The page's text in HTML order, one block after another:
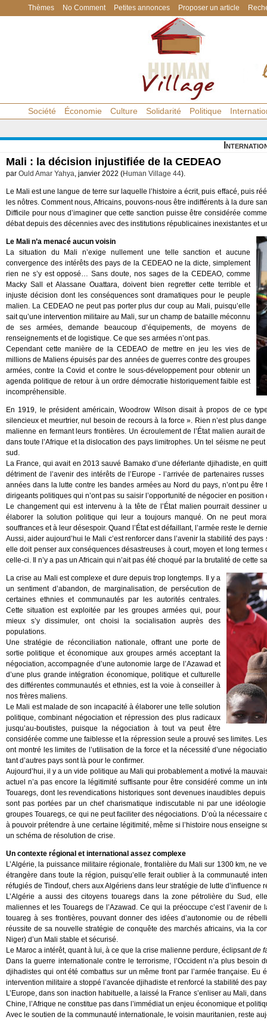
Thèmes No Comment Petites annonces Proposer un article
Société Économie Culture Solidarité Politique
Mali : la décision injustifiée de la CEDEAO
par Ould Amar Yahya, janvier 2022 (Human Village 44).
Le Mali est une langue de terre sur laquelle l’histoire a écrit, puis effacé, puis
les nôtres. Comment nous, Africains, pouvons-nous être indifférents à la dure
Difficile pour nous d’imaginer que cette sanction puisse être considérée
débat depuis des décennies avec des institutions républicaines inexistantes et
Le Mali n’a menacé aucun voisin
La situation du Mali n’exige nullement une telle sanction et aucune
convergence des intérêts des pays de la CEDEAO ne la dicte, simplement
rien ne s’y est opposé… Sans doute, nos sages de la CEDEAO, comme
Macky Sall et Alassane Ouattara, doivent bien regretter cette terrible et
injuste décision dont les conséquences sont dramatiques pour le peuple
malien. La CEDEAO ne peut pas porter plus dur coup au Mali, puisqu’elle
sait qu’une intervention militaire au Mali, sur un champ de bataille méconnu
de ses armées, demande beaucoup d’équipements, de moyens de
renseignements et de logistique. Ce que ses armées n’ont pas.
Cependant cette manière de la CEDEAO de mettre en jeu les vies de
millions de Maliens épuisés par des années de guerres contre des groupes
armées, contre la Covid et contre le sous-développement pour obtenir un
agenda politique de retour à un ordre démocratie historiquement faible est
incompréhensible.
En 1919, le président américain, Woodrow Wilson disait à propos de ce
silencieux et meurtrier, nul besoin de recours à la force ». Rien n’est plus
malienne en fermant leurs frontières. Un écroulement de l’État malien aurait
dans toute l’Afrique et la dislocation des pays limitrophes. Un tel séisme ne
sud.
La France, qui avait en 2013 sauvé Bamako d’une déferlante djihadiste, en
détriment de l’avenir des intérêts de l’Europe - l’arrivée de partenaires
années dans la lutte contre les bandes armées au Nord du pays, n’ont pu
dirigeants politiques qui n’ont pas su saisir l’opportunité de négocier en position
Le changement qui est intervenu à la tête de l’État malien pourrait
élaborer la solution politique qui leur a toujours manqué. On ne peut
souffrances et à leur désespoir. Quand l’État est défaillant, l’armée reste le
Aussi, aider aujourd’hui le Mali c’est renforcer dans l’avenir la stabilité des
elle doit penser aux conséquences désastreuses à court, moyen et long
celle-ci. Il n’y a pas un Africain qui n’ait pas été choqué par la brutalité de cette
La crise au Mali est complexe et dure depuis trop longtemps. Il y a
un sentiment d’abandon, de marginalisation, de persécution de
certaines ethnies et communautés par les autorités centrales.
Cette situation est exploitée par les groupes armées qui, pour
mieux s’y dissimuler, ont choisi la socialisation auprès des
populations.
Une stratégie de réconciliation nationale, offrant une porte de
sortie politique et économique aux groupes armés acceptant la
négociation, accompagnée d’une autonomie large de l’Azawad et
d’une plus grande intégration économique, politique et culturelle
des différentes communautés et ethnies, est la voie à conseiller à
nos frères maliens.
Le Mali est malade de son incapacité à élaborer une telle solution
politique, combinant négociation et répression des plus radicaux
jusqu’au-boutistes, puisque la négociation à tout va peut être
considérée comme une faiblesse et la répression seule a prouvé ses limites.
ont montré les limites de l’utilisation de la force et la nécessité d’une
tant d’autres pays sont là pour le confirmer.
Aujourd’hui, il y a un vide politique au Mali qui probablement a motivé la
actuel n’a pas encore la légitimité suffisante pour être considéré comme un
Touaregs, dont les revendications historiques sont devenues inaudibles
sont pas portées par un chef charismatique indiscutable ni par une
groupes Touaregs, ce qui ne peut faciliter des négociations. D’où la
à pouvoir prétendre à une certaine légitimité, même si l’histoire nous enseigne
un schéma de résolution de crise.
Un contexte régional et international assez complexe
L’Algérie, la puissance militaire régionale, frontalière du Mali sur 1300 km, ne
étrangère dans toute la région, puisqu’elle ferait oublier à la communauté
réfugiés de Tindouf, chers aux Algériens dans leur stratégie de lutte d’influence
L’Algérie a aussi des citoyens touaregs dans la zone pétrolière du Sud,
maliennes et les Touaregs de l’Azawad. Ce qui la préoccupe c’est l’avenir
touareg à ses frontières, pouvant donner des idées d’autonomie ou de
réussite de sa nouvelle stratégie de conquête des marchés africains, via la
Niger) d’un Mali stable et sécurisé.
Le Maroc a intérêt, quant à lui, à ce que la crise malienne perdure, éclipsantde
Dans la guerre internationale contre le terrorisme, l’Occident n’a plus
djihadistes qui ont été combattus sur un même front par l’armée française.
intervention militaire a stoppé l’avancée djihadiste et renforcé la stabilité des
L’Europe, dans son inaction habituelle, a laissé la France s’enliser au Mali,
Chine, l’Afrique ne constitue pas dans l’immédiat un enjeu économique et
Avec le soutien de la communauté internationale, le voisin mauritanien, reste